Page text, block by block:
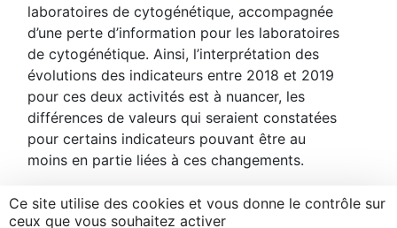
laboratoires de cytogénétique, accompagnée
d’une perte d’information pour les laboratoires
de cytogénétique. Ainsi, l’interprétation des
évolutions des indicateurs entre 2018 et 2019
pour ces deux activités est à nuancer, les
différences de valeurs qui seraient constatées
pour certains indicateurs pouvant être au
moins en partie liées à ces changements.
Ce site utilise des cookies et vous donne le contrôle sur
ceux que vous souhaitez activer